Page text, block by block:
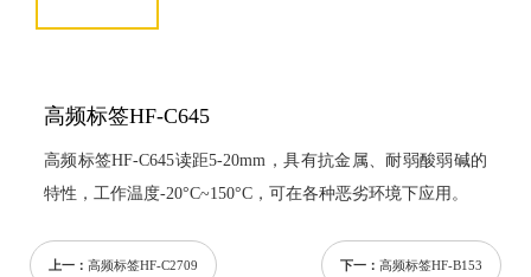
高频标签HF-C645
高频标签HF-C645读距5-20mm，具有抗金属、耐弱酸弱碱的
特性，工作温度-20°С~150°С，可在各种恶劣环境下应用。
上一： 高频标签HF-C2709 下一： 高频标签HF-B153